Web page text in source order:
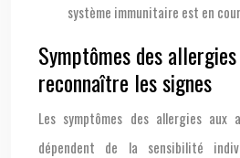
système immunitaire est en
Symptômes des
reconnaître les signes
Les symptômes des allergies
dépendent de la sensibilité